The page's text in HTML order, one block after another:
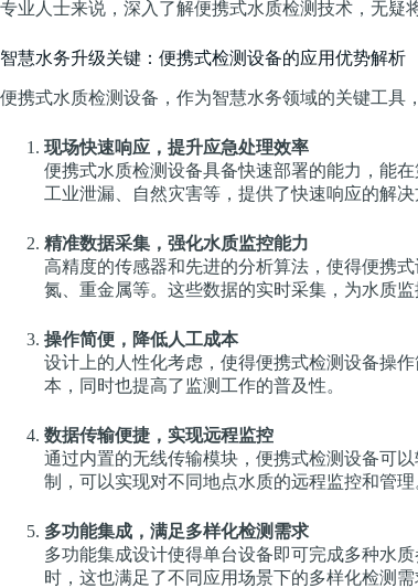
专业人士来说，深入了解便携式水质检测技术，无疑
智慧水务升级关键：便携式检测设备的应用优势解析
便携式水质检测设备，作为智慧水务领域的关键工具
现场快速响应，提升应急处理效率
便携式水质检测设备具备快速部署的能力，能
工业泄漏、自然灾害等，提供了快速响应的解
精准数据采集，强化水质监控能力
高精度的传感器和先进的分析算法，使得便携
氮、重金属等。这些数据的实时采集，为水质监
操作简便，降低人工成本
设计上的人性化考虑，使得便携式检测设备操
本，同时也提高了监测工作的普及性。
数据传输便捷，实现远程监控
通过内置的无线传输模块，便携式检测设备可
制，可以实现对不同地点水质的远程监控和管理
多功能集成，满足多样化检测需求
多功能集成设计使得单台设备即可完成多种水
时，这也满足了不同应用场景下的多样化检测需